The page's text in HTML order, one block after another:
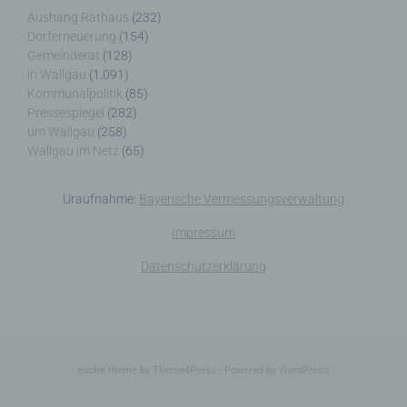
Aushang Rathaus (232)
Dorferneuerung (154)
Gemeinderat (128)
in Wallgau (1.091)
Kommunalpolitik (85)
Pressespiegel (282)
um Wallgau (258)
Wallgau im Netz (65)
Uraufnahme: Bayerische Vermessungsverwaltung
Impressum
Datenschutzerklärung
evolve theme by Theme4Press - Powered by WordPress
Name und Anschrift des für die Verarbeitung
Verantwortlichen
der Europäischen Union geltenden
mit datenschutzrechtlichem Charakter ist die: